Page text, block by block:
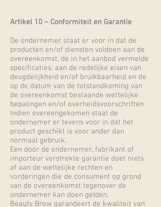
Artikel 10 – Conformiteit en Garantie
De ondernemer staat er voor in dat de
producten en/of diensten voldoen aan de
overeenkomst, de in het aanbod vermelde
specificaties, aan de redelijke eisen van
deugdelijkheid en/of bruikbaarheid en de
op de datum van de totstandkoming van
de overeenkomst bestaande wettelijke
bepalingen en/of overheidsvoorschriften.
Indien overeengekomen staat de
ondernemer er tevens voor in dat het
product geschikt is voor ander dan
normaal gebruik.
Een door de ondernemer, fabrikant of
importeur verstrekte garantie doet niets
af aan de wettelijke rechten en
vorderingen die de consument op grond
van de overeenkomst tegenover de
ondernemer kan doen gelden.
Beauty Brow garandeert de kwaliteit van